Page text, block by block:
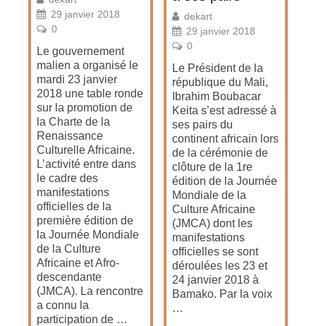
29 janvier 2018
0
Le gouvernement
malien a organisé le
mardi 23 janvier
2018 une table ronde
sur la promotion de
la Charte de la
Renaissance
Culturelle Africaine.
L’activité entre dans
le cadre des
manifestations
officielles de la
première édition de
la Journée Mondiale
de la Culture
Africaine et Afro-
descendante
(JMCA). La rencontre
a connu la
participation de …
dekart
29 janvier 2018
0
Le Président de la
république du Mali,
Ibrahim Boubacar
Keita s’est adressé à
ses pairs du
continent africain lors
de la cérémonie de
clôture de la 1re
édition de la Journée
Mondiale de la
Culture Africaine
(JMCA) dont les
manifestations
officielles se sont
déroulées les 23 et
24 janvier 2018 à
Bamako. Par la voix
…